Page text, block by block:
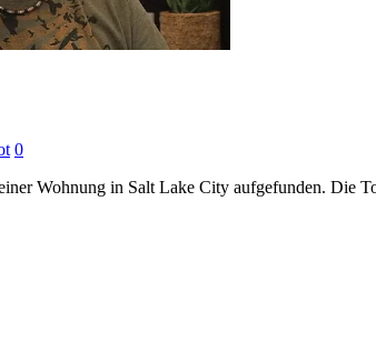
0
Wohnung in Salt Lake City aufgefunden. Die